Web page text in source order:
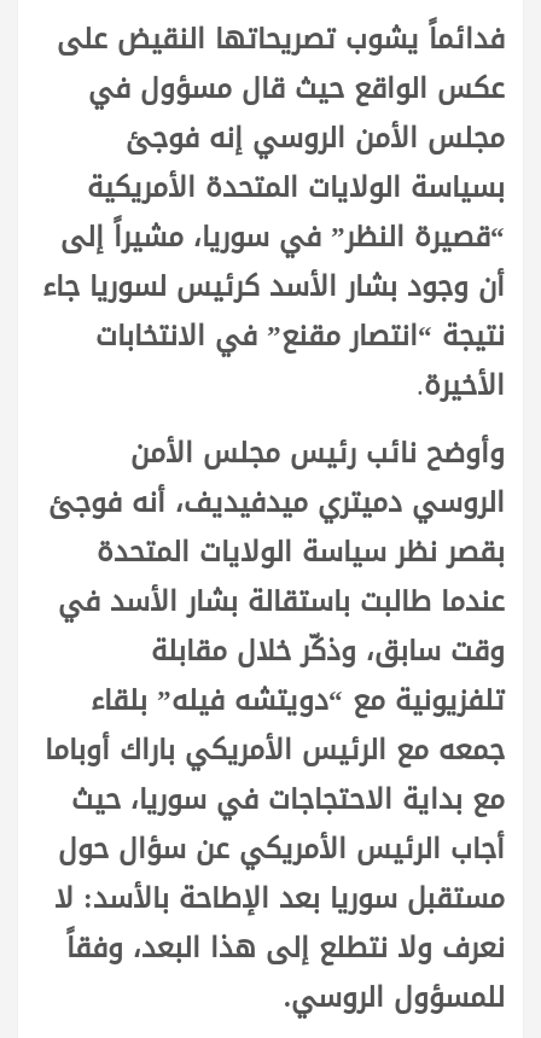
فدائماً يشوب تصريحاتها النقيض على
عكس الواقع حيث قال مسؤول في
مجلس الأمن الروسي إنه فوجئ
بسياسة الولايات المتحدة الأمريكية
“قصيرة النظر” في سوريا، مشيراً إلى
أن وجود بشار الأسد كرئيس لسوريا جاء
نتيجة “انتصار مقنع” في الانتخابات
الأخيرة.
وأوضح نائب رئيس مجلس الأمن
الروسي دميتري ميدفيديف، أنه فوجئ
بقصر نظر سياسة الولايات المتحدة
عندما طالبت باستقالة بشار الأسد في
وقت سابق، وذكّر خلال مقابلة
تلفزيونية مع “دويتشه فيله” بلقاء
جمعه مع الرئيس الأمريكي باراك أوباما
مع بداية الاحتجاجات في سوريا، حيث
أجاب الرئيس الأمريكي عن سؤال حول
مستقبل سوريا بعد الإطاحة بالأسد: لا
نعرف ولا نتطلع إلى هذا البعد، وفقاً
للمسؤول الروسي.